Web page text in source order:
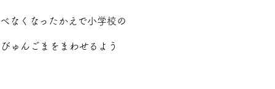
なくなったかえで小学校の
ゅんごまをまわせるよう